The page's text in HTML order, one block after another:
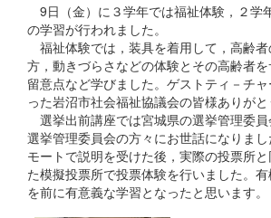
9日（金）に３学年では福祉体験，２学
の学習が行われました。
福祉体験では，装具を着用して，高齢者
方，動きづらさなどの体験とその高齢者
留意点など学びました。ゲストティ－チ
った岩沼市社会福祉協議会の皆様ありがと
選挙出前講座では宮城県の選挙管理委
選挙管理委員会の方々にお世話になりま
モートで説明を受けた後，実際の投票所
た模擬投票所で投票体験を行いました。
を前に有意義な学習となったと思います。